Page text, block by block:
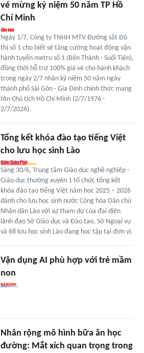
vé mừng kỷ niệm 50 năm TP Hồ
Chí Minh
Ngày 1/7, Công ty TNHH MTV Đường sắt Đô
thị số 1 cho biết sẽ tăng cường hoạt động vận
hành tuyến metro số 1 (Bến Thành - Suối Tiên),
đồng thời hỗ trợ 100% giá vé cho hành khách
trong ngày 2/7 nhân kỷ niệm 50 năm ngày
thành phố Sài Gòn - Gia Định chính thức mang
tên Chủ tịch Hồ Chí Minh (2/7/1976 -
2/7/2026).
Tổng kết khóa đào tạo tiếng Việt
cho lưu học sinh Lào
Sáng 30/6, Trung tâm Giáo dục nghề nghiệp -
Giáo dục thường xuyên 1 tổ chức tổng kết
khóa đào tạo tiếng Việt năm học 2025 – 2026
dành cho lưu học sinh nước Cộng hòa Dân chủ
Nhân dân Lào với sự tham dự của đại diện
lãnh đạo Sở Giáo dục và Đào tạo, Sở Ngoại vụ
và 68 lưu học sinh Lào đang học tập tại đơn vị.
Vận dụng AI phù hợp với trẻ mầm
non
Nhân rộng mô hình bữa ăn học
đường: Mắt xích quan trọng trong